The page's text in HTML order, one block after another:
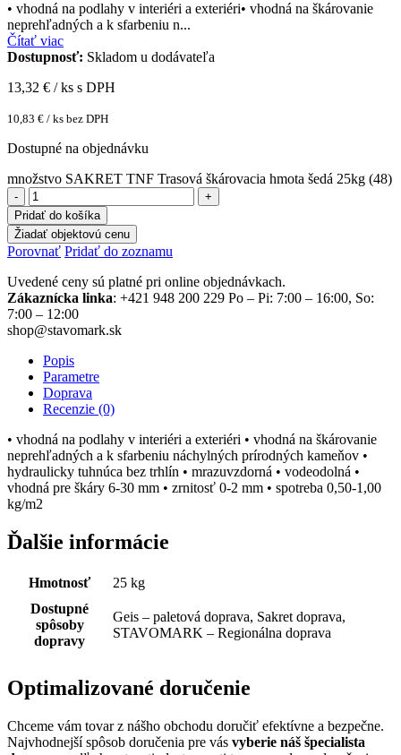
• vhodná na podlahy v interiéri a exteriéri• vhodná na škárovanie
neprehľadných a k sfarbeniu n...
Čítať viac
Dostupnosť: Skladom u dodávateľa
13,32 € / ks s DPH
10,83 € / ks bez DPH
Dostupné na objednávku
množstvo SAKRET TNF Trasová škárovacia hmota šedá 25kg (48)
Pridať do košíka
Žiadať objektovú cenu
Porovnať Pridať do zoznamu
Uvedené ceny sú platné pri online objednávkach.
Zákaznícka linka: +421 948 200 229 Po – Pi: 7:00 – 16:00, So:
7:00 – 12:00
shop@stavomark.sk
Popis
Parametre
Doprava
Recenzie (0)
• vhodná na podlahy v interiéri a exteriéri • vhodná na škárovanie
neprehľadných a k sfarbeniu náchylných prírodných kameňov •
hydraulicky tuhnúca bez trhlín • mrazuvzdorná • vodeodolná •
vhodná pre škáry 6-30 mm • zrnitosť 0-2 mm • spotreba 0,50-1,00
kg/m2
Ďalšie informácie
Hmotnosť
25 kg
Dostupné
spôsoby
dopravy
Geis – paletová doprava, Sakret doprava,
STAVOMARK – Regionálna doprava
Optimalizované doručenie
Chceme vám tovar z nášho obchodu doručiť efektívne a bezpečne.
Najvhodnejší spôsob doručenia pre vás vyberie náš špecialista